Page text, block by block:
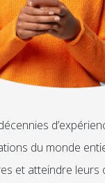
du monde
et atteindre leurs